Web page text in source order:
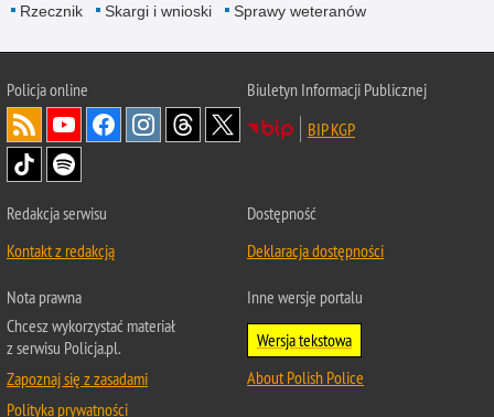
Rzecznik Skargi i wnioski Sprawy weteranów
Policjaonline
Biuletyn Informacji Publicznej
BIP KGP
Redakcja serwisu
Kontakt z redakcją
Dostępność
Deklaracja dostępności
Nota prawna
Chcesz wykorzystać materiał
z serwisu Policja.pl.
Zapoznaj się z zasadami
Polityka prywatności
Inne wersje portalu
Wersja tekstowa
About Polish Police